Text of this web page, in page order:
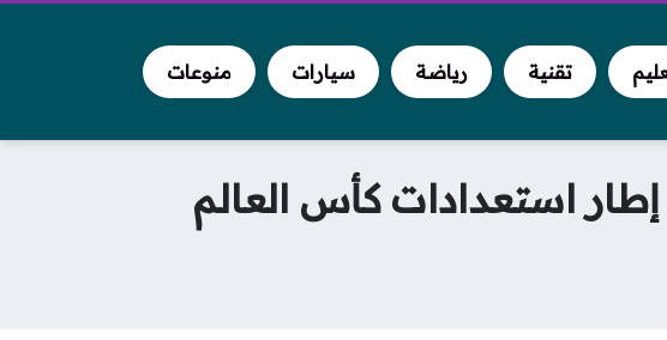
تقنية رياضة سيارات منوعات
إطار استعدادات كأس العالم